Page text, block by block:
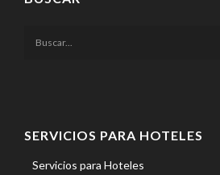
SERVICIOS PARA HOTELES
Servicios para Hoteles